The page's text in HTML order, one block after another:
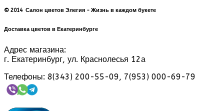
© 2014 Салон цветов Элегия - Жизнь в каждом букете
Доставка цветов в Екатеринбурге
Адрес магазина:
г. Екатеринбург, ул. Краснолесья 12а
Телефоны: 8(343) 200-55-09, 7(953) 000-69-79